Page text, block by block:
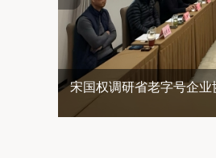
宋国权调研省老字号企业